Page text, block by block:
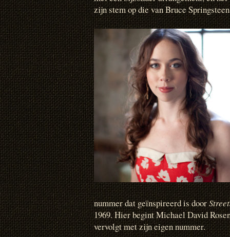
zijn stem op die van Bruce
nummer dat geïnspireerd is door
1969. Hier begint Michael David
vervolgt met zijn eigen nummer.